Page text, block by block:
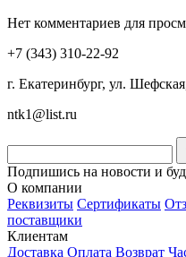
Нет комментариев для
+7 (343) 310-22-92
г. Екатеринбург, ул.
ntk1@list.ru
Подпишись на новости и
О компании
Реквизиты Сертификаты
поставщики
Клиентам
Доставка Оплата Возврат